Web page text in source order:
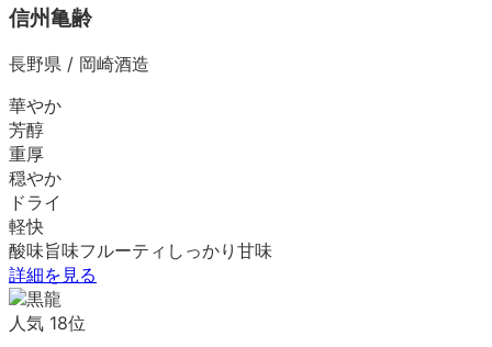
信州亀齢
長野県 / 岡崎酒造
華やか
芳醇
重厚
穏やか
ドライ
軽快
酸味旨味フルーティ しっかり 甘味
詳細を見る
人気 18位